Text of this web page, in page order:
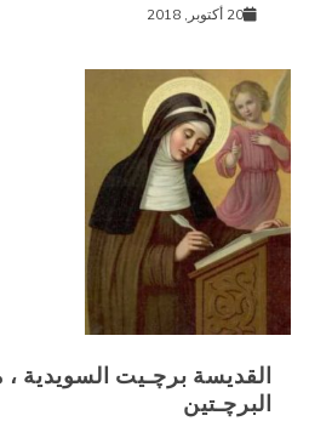
20 أكتوبر, 2018
القديسة برﭼـيت السويدية
البرﭼـتين